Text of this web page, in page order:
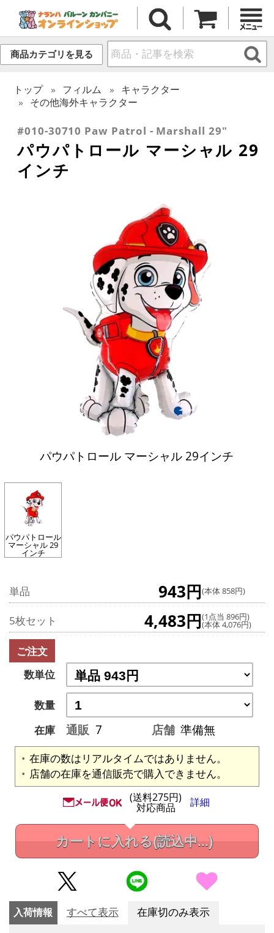
商品カテゴリを見る
トップ フィルム
キャラクター
その他海外キャラクター
#010-30710 Paw Patrol - Marshall 29"
パウパトロール マーシャル 29
インチ
パウパトロール マーシャル 29インチ
パウパトロール
マーシャル 29
インチ
単品 943円(本体 858円)
5枚セット 4,483円(1点当 896円)
(本体 4,076円)
ご注文
数単位
数量
在庫
通販 7 店舗 準備無
在庫の数はリアルタイムではありません。
店舗の在庫を通信販売で購入できません。
(送料275円)
対応商品 詳細
カートに入れる(読込中...)
入荷情報 すべて表示 在庫切のみ表示